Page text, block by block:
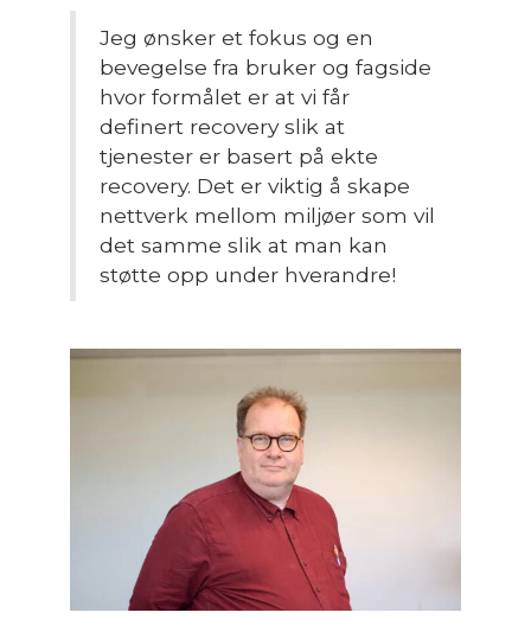
Jeg ønsker et fokus og en
bevegelse fra bruker og fagside
hvor formålet er at vi får
definert recovery slik at
tjenester er basert på ekte
recovery. Det er viktig å skape
nettverk mellom miljøer som vil
det samme slik at man kan
støtte opp under hverandre!